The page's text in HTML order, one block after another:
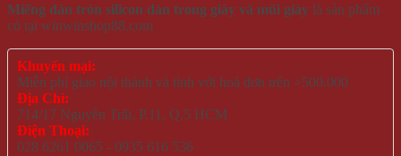
Miếng dán tròn silicon dán trong giày và mũi giày là sản phẩm
có tại winwinshop88.com
Khuyến mại:
Miễn phí giao nội thành và tỉnh với hoá đơn trên >500.000
Địa Chỉ:
714/17 Nguyễn Trãi, P.11, Q.5 HCM
Điện Thoại:
028 6261 0065 - 0935 616 536